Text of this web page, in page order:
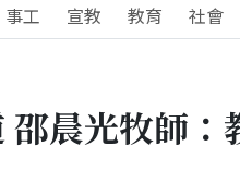
事工 宣教 教育 社會
邵晨光牧師